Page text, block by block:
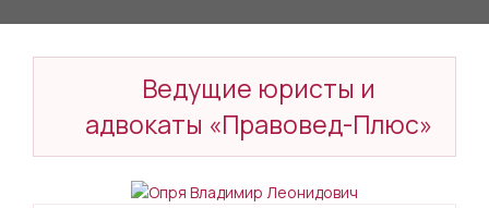
Ведущие юристы и
адвокаты «Правовед-Плюс»